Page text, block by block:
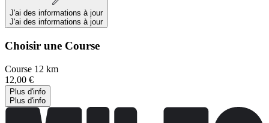
J'ai des informations à jour
J'ai des informations à jour
Choisir une Course
Course 12 km
12,00 €
Plus d'info
Plus d'info